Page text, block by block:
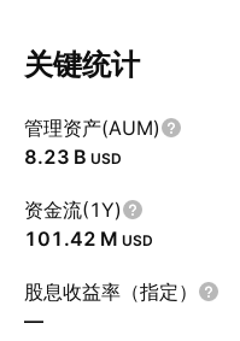
关键统计
管理资产(AUM)
‪8.23 B‬ USD
资金流(1Y)
‪101.42 M‬ USD
股息收益率（指定）
—